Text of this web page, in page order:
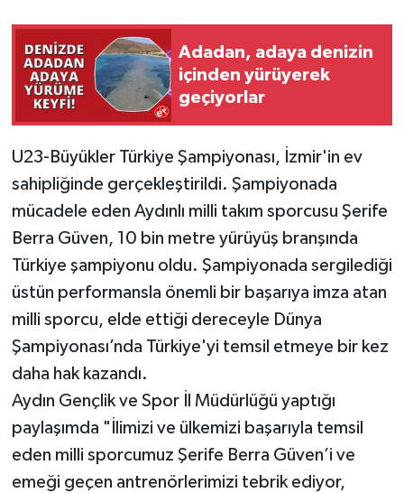
Adadan, adaya denizin
içinden yürüyerek
geçiyorlar
U23-Büyükler Türkiye Şampiyonası, İzmir'in ev
sahipliğinde gerçekleştirildi. Şampiyonada
mücadele eden Aydınlı milli takım sporcusu Şerife
Berra Güven, 10 bin metre yürüyüş branşında
Türkiye şampiyonu oldu. Şampiyonada sergilediği
üstün performansla önemli bir başarıya imza atan
milli sporcu, elde ettiği dereceyle Dünya
Şampiyonası’nda Türkiye'yi temsil etmeye bir kez
daha hak kazandı.
Aydın Gençlik ve Spor İl Müdürlüğü yaptığı
paylaşımda "İlimizi ve ülkemizi başarıyla temsil
eden milli sporcumuz Şerife Berra Güven’i ve
emeği geçen antrenörlerimizi tebrik ediyor,